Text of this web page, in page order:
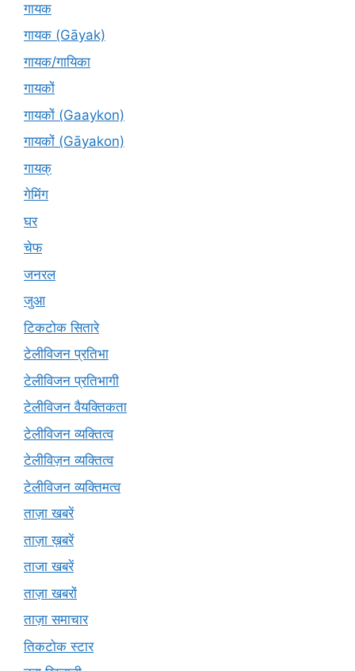
गायक
गायक (Gāyak)
गायक/गायिका
गायकों
गायकों (Gaaykon)
गायकों (Gāyakon)
गायक्
गेमिंग
घर
चेफ
जनरल
जुआ
टिकटोक सितारे
टेलीविजन प्रतिभा
टेलीविजन प्रतिभागी
टेलीविजन वैयक्तिकता
टेलीविजन व्यक्तित्व
टेलीविज़न व्यक्तित्व
टेलीविजन व्यक्तिमत्व
ताज़ा खबरें
ताज़ा ख़बरें
ताजा खबरें
ताज़ा खबरों
ताज़ा समाचार
तिकटोक स्टार